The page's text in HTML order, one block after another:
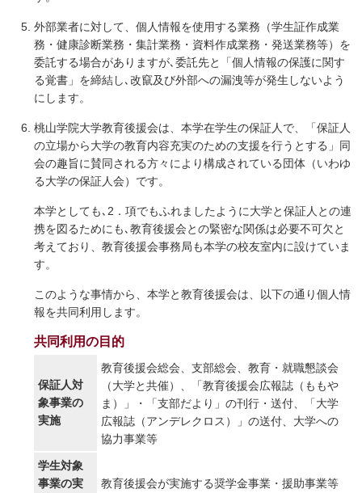
外部業者に対して、個人情報を使用する業務（学生証作成業
務・健康診断業務・集計業務・資料作成業務・発送業務等）を
委託する場合がありますが､委託先と「個人情報の保護に関す
る覚書」を締結し､改竄及び外部への漏洩等が発生しないよう
にします。
桃山学院大学教育後援会は、本学在学生の保証人で、「保証人
の立場から大学の教育内容充実のための支援を行うとする」同
会の趣旨に賛同される方々により構成されている団体（いわゆ
る大学の保証人会）です。
本学としても､2．項でもふれましたように大学と保証人との連
携を図るためにも､教育後援会との緊密な関係は必要不可欠と
考えており、教育後援会事務局も本学の校友室内に設けていま
す。
このような事情から、本学と教育後援会は、以下の通り個人情
報を共同利用します。
共同利用の目的
保証人対
象事業の
実施
教育後援会総会、支部総会、教育・就職懇談会
（大学と共催）、「教育後援会広報誌（ももや
ま）」・「支部だより」の刊行・送付、「大学
広報誌（アンデレクロス）」の送付、大学への
協力事業等
学生対象
事業の実
教育後援会が実施する奨学金事業・援助事業等